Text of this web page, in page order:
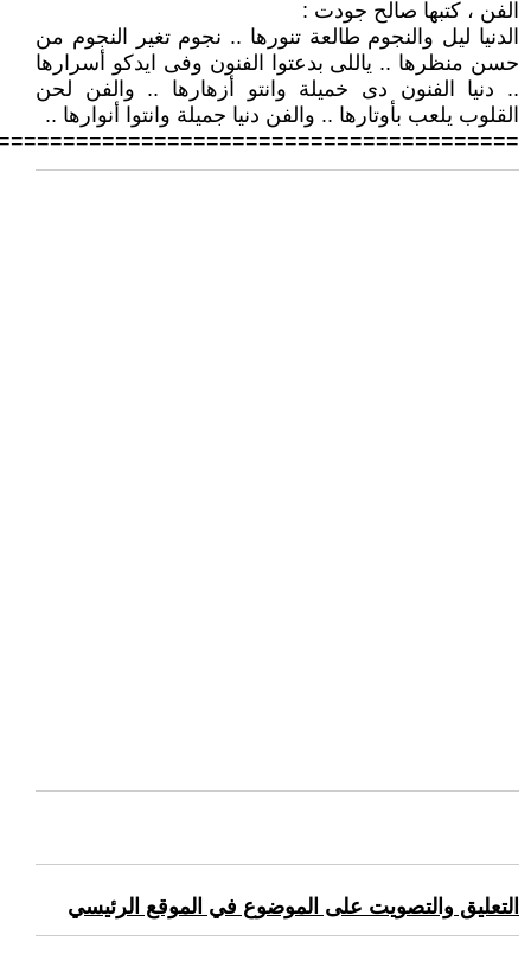
الفن ، كتبها صالح جودت :
الدنيا ليل والنجوم طالعة تنورها .. نجوم تغير النجوم من
حسن منظرها .. ياللى بدعتوا الفنون وفى ايدكو أسرارها
.. دنيا الفنون دى خميلة وانتو أزهارها .. والفن لحن
القلوب يلعب بأوتارها .. والفن دنيا جميلة وانتوا أنوارها ..
التعليق والتصويت على الموضوع في الموقع الرئيسي